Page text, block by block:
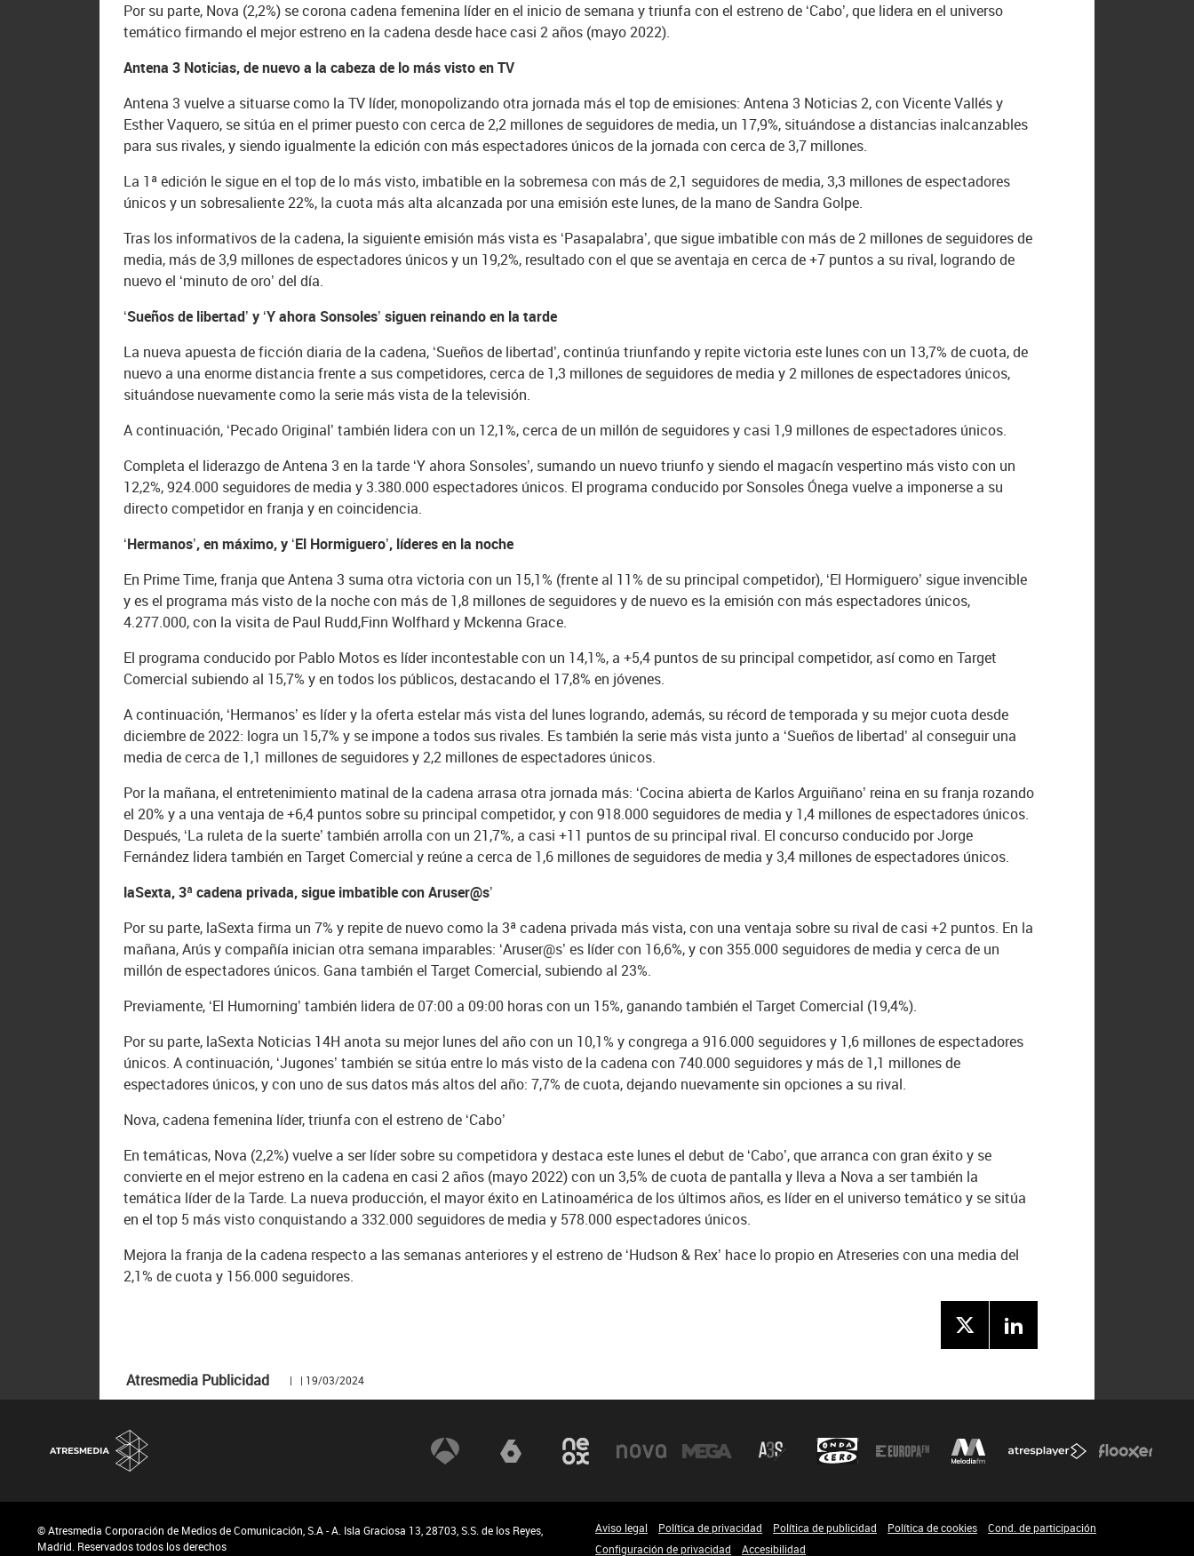
Por su parte, Nova (2,2%) se corona cadena femenina líder en el inicio de semana y triunfa con el estreno de ‘Cabo’, que lidera en el universo
temático firmando el mejor estreno en la cadena desde hace casi 2 años (mayo 2022).
Antena 3 Noticias, de nuevo a la cabeza de lo más visto en TV
Antena 3 vuelve a situarse como la TV líder, monopolizando otra jornada más el top de emisiones: Antena 3 Noticias 2, con Vicente Vallés y
Esther Vaquero, se sitúa en el primer puesto con cerca de 2,2 millones de seguidores de media, un 17,9%, situándose a distancias inalcanzables
para sus rivales, y siendo igualmente la edición con más espectadores únicos de la jornada con cerca de 3,7 millones.
La 1ª edición le sigue en el top de lo más visto, imbatible en la sobremesa con más de 2,1 seguidores de media, 3,3 millones de espectadores
únicos y un sobresaliente 22%, la cuota más alta alcanzada por una emisión este lunes, de la mano de Sandra Golpe.
Tras los informativos de la cadena, la siguiente emisión más vista es ‘Pasapalabra’, que sigue imbatible con más de 2 millones de seguidores de
media, más de 3,9 millones de espectadores únicos y un 19,2%, resultado con el que se aventaja en cerca de +7 puntos a su rival, logrando de
nuevo el ‘minuto de oro’ del día.
‘Sueños de libertad’ y ‘Y ahora Sonsoles’ siguen reinando en la tarde
La nueva apuesta de ficción diaria de la cadena, ‘Sueños de libertad’, continúa triunfando y repite victoria este lunes con un 13,7% de cuota, de
nuevo a una enorme distancia frente a sus competidores, cerca de 1,3 millones de seguidores de media y 2 millones de espectadores únicos,
situándose nuevamente como la serie más vista de la televisión.
A continuación, ‘Pecado Original’ también lidera con un 12,1%, cerca de un millón de seguidores y casi 1,9 millones de espectadores únicos.
Completa el liderazgo de Antena 3 en la tarde ‘Y ahora Sonsoles’, sumando un nuevo triunfo y siendo el magacín vespertino más visto con un
12,2%, 924.000 seguidores de media y 3.380.000 espectadores únicos. El programa conducido por Sonsoles Ónega vuelve a imponerse a su
directo competidor en franja y en coincidencia.
‘Hermanos’, en máximo, y ‘El Hormiguero’, líderes en la noche
En Prime Time, franja que Antena 3 suma otra victoria con un 15,1% (frente al 11% de su principal competidor), ‘El Hormiguero’ sigue invencible
y es el programa más visto de la noche con más de 1,8 millones de seguidores y de nuevo es la emisión con más espectadores únicos,
4.277.000, con la visita de Paul Rudd,Finn Wolfhard y Mckenna Grace.
El programa conducido por Pablo Motos es líder incontestable con un 14,1%, a +5,4 puntos de su principal competidor, así como en Target
Comercial subiendo al 15,7% y en todos los públicos, destacando el 17,8% en jóvenes.
A continuación, ‘Hermanos’ es líder y la oferta estelar más vista del lunes logrando, además, su récord de temporada y su mejor cuota desde
diciembre de 2022: logra un 15,7% y se impone a todos sus rivales. Es también la serie más vista junto a ‘Sueños de libertad’ al conseguir una
media de cerca de 1,1 millones de seguidores y 2,2 millones de espectadores únicos.
Por la mañana, el entretenimiento matinal de la cadena arrasa otra jornada más: ‘Cocina abierta de Karlos Arguiñano’ reina en su franja rozando
el 20% y a una ventaja de +6,4 puntos sobre su principal competidor, y con 918.000 seguidores de media y 1,4 millones de espectadores únicos.
Después, ‘La ruleta de la suerte’ también arrolla con un 21,7%, a casi +11 puntos de su principal rival. El concurso conducido por Jorge
Fernández lidera también en Target Comercial y reúne a cerca de 1,6 millones de seguidores de media y 3,4 millones de espectadores únicos.
laSexta, 3ª cadena privada, sigue imbatible con Aruser@s’
Por su parte, laSexta firma un 7% y repite de nuevo como la 3ª cadena privada más vista, con una ventaja sobre su rival de casi +2 puntos. En la
mañana, Arús y compañía inician otra semana imparables: ‘Aruser@s’ es líder con 16,6%, y con 355.000 seguidores de media y cerca de un
millón de espectadores únicos. Gana también el Target Comercial, subiendo al 23%.
Previamente, ‘El Humorning’ también lidera de 07:00 a 09:00 horas con un 15%, ganando también el Target Comercial (19,4%).
Por su parte, laSexta Noticias 14H anota su mejor lunes del año con un 10,1% y congrega a 916.000 seguidores y 1,6 millones de espectadores
únicos. A continuación, ‘Jugones’ también se sitúa entre lo más visto de la cadena con 740.000 seguidores y más de 1,1 millones de
espectadores únicos, y con uno de sus datos más altos del año: 7,7% de cuota, dejando nuevamente sin opciones a su rival.
Nova, cadena femenina líder, triunfa con el estreno de ‘Cabo’
En temáticas, Nova (2,2%) vuelve a ser líder sobre su competidora y destaca este lunes el debut de ‘Cabo’, que arranca con gran éxito y se
convierte en el mejor estreno en la cadena en casi 2 años (mayo 2022) con un 3,5% de cuota de pantalla y lleva a Nova a ser también la
temática líder de la Tarde. La nueva producción, el mayor éxito en Latinoamérica de los últimos años, es líder en el universo temático y se sitúa
en el top 5 más visto conquistando a 332.000 seguidores de media y 578.000 espectadores únicos.
Mejora la franja de la cadena respecto a las semanas anteriores y el estreno de ‘Hudson & Rex’ hace lo propio en Atreseries con una media del
2,1% de cuota y 156.000 seguidores.
Atresmedia Publicidad | | 19/03/2024
© Atresmedia Corporación de Medios de Comunicación, S.A - A. Isla Graciosa 13, 28703, S.S. de los Reyes,
Madrid. Reservados todos los derechos
Aviso legal Política de privacidad Política de publicidad Política de cookies
Cond. de participación
Configuración de privacidad
Accesibilidad